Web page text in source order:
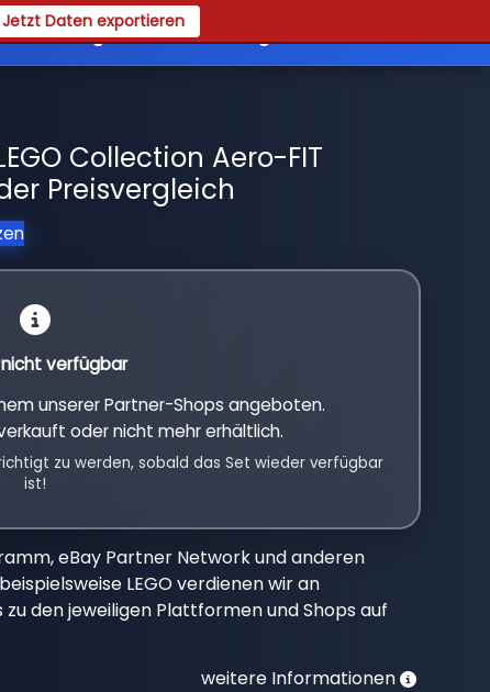
Jetzt Daten exportieren
Registrieren
Collection Aero-FIT
Preisvergleich
verfügbar
unserer Partner-Shops angeboten.
oder nicht mehr erhältlich.
zu werden, sobald das Set wieder verfügbar
ist!
eBay Partner Network und anderen
LEGO verdienen wir an
den jeweiligen Plattformen und Shops auf
weitere Informationen